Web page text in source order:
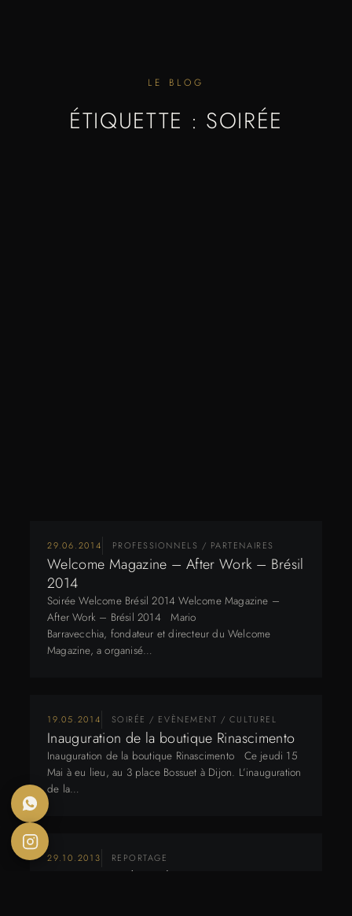
LE BLOG
ÉTIQUETTE : SOIRÉE
29.06.2014 PROFESSIONNELS / PARTENAIRES
Welcome Magazine – After Work – Brésil
2014
Soirée Welcome Brésil 2014 Welcome Magazine –
After Work – Brésil 2014 Mario
Barravecchia, fondateur et directeur du Welcome
Magazine, a organisé…
19.05.2014 SOIRÉE / EVÈNEMENT / CULTUREL
Inauguration de la boutique Rinascimento
Inauguration de la boutique Rinascimento Ce jeudi 15
Mai à eu lieu, au 3 place Bossuet à Dijon. L’inauguration
de la…
29.10.2013 REPORTAGE
Anniversaire de Welcome Magazine –